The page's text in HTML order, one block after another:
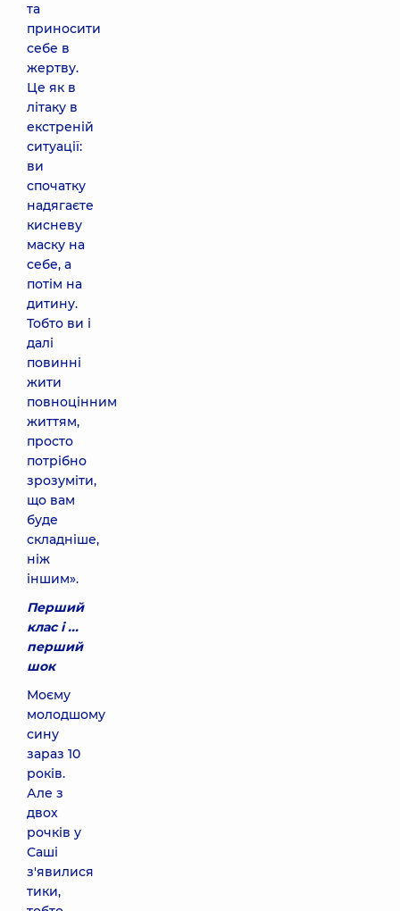
та
приносити
себе в
жертву.
Це як в
літаку в
екстреній
ситуації:
ви
спочатку
надягаєте
кисневу
маску на
себе, а
потім на
дитину.
Тобто ви і
далі
повинні
жити
повноцінним
життям,
просто
потрібно
зрозуміти,
що вам
буде
складніше,
ніж
іншим».
Перший
клас і ...
перший
шок
Моєму
молодшому
сину
зараз 10
років.
Але з
двох
рочків у
Саші
з'явилися
тики,